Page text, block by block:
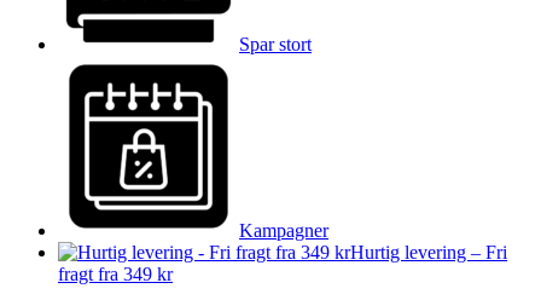
Spar stort
Kampagner
Hurtig levering – Fri
fragt fra 349 kr